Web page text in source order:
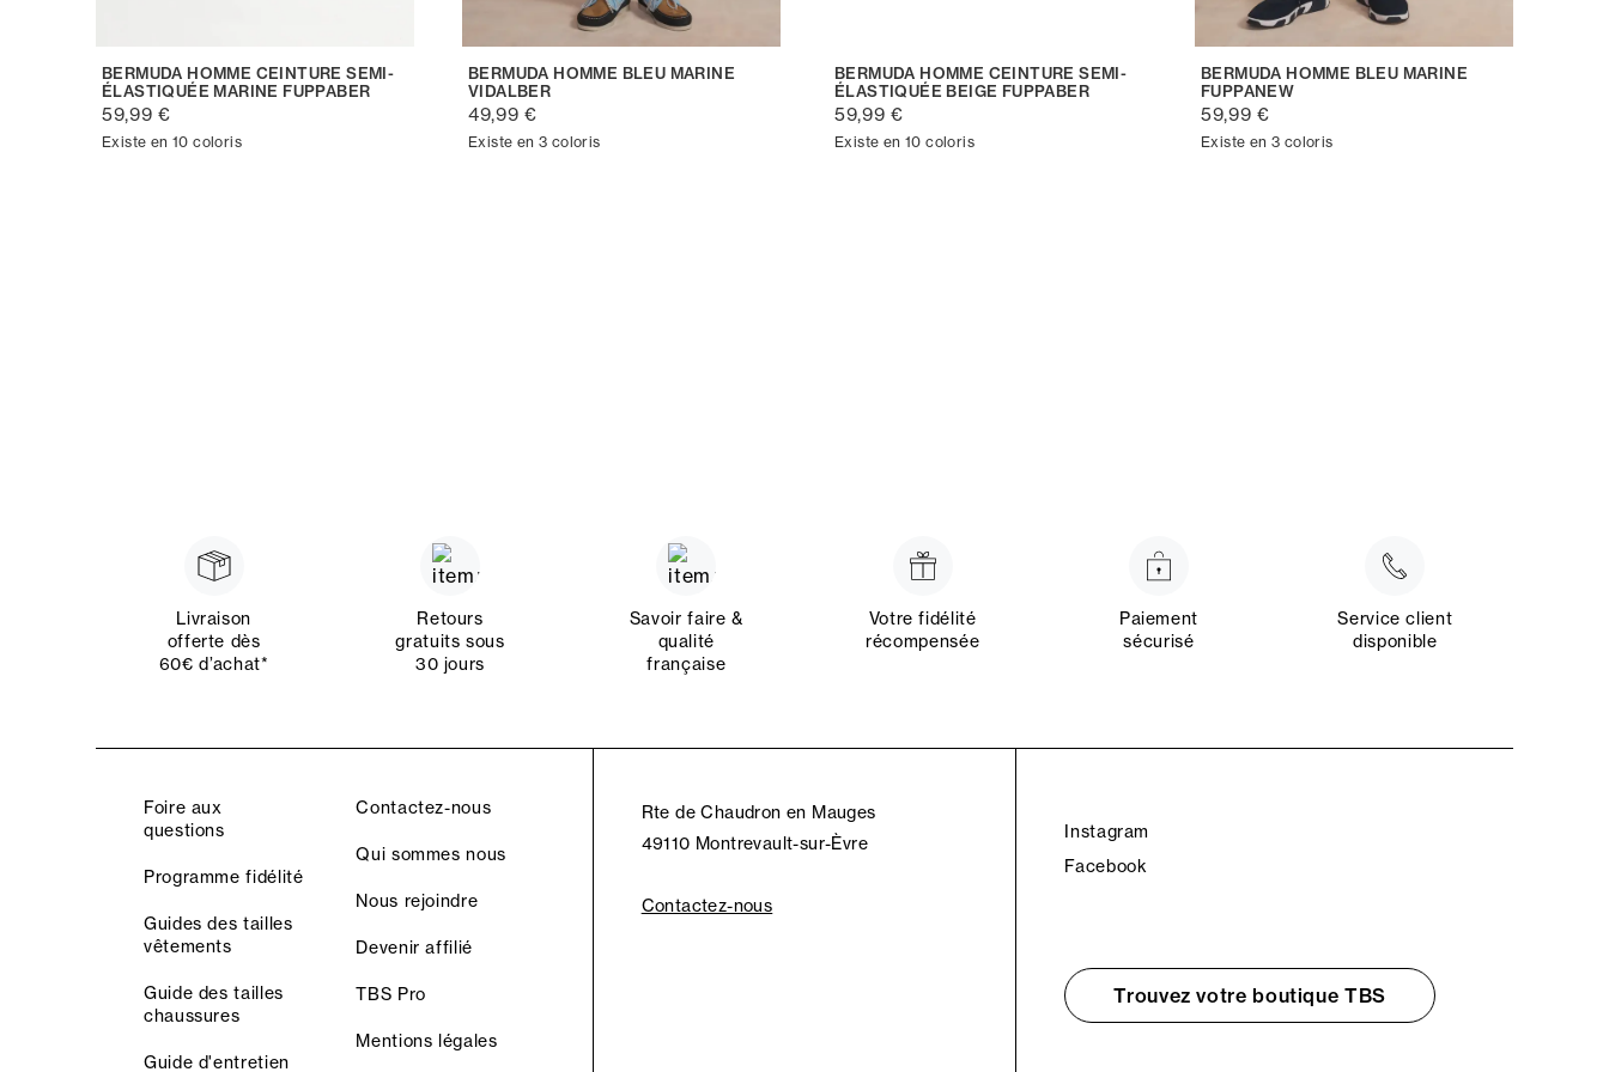
BERMUDA HOMME CEINTURE SEMI-
ÉLASTIQUÉE MARINE FUPPABER
59,99 €
Existe en 10 coloris
BERMUDA HOMME BLEU MARINE
VIDALBER
49,99 €
Existe en 3 coloris
BERMUDA HOMME CEINTURE SEMI-
ÉLASTIQUÉE BEIGE FUPPABER
59,99 €
Existe en 10 coloris
BERMUDA HOMME BLEU MARINE
FUPPANEW
59,99 €
Existe en 3 coloris
Livraison
offerte dès
60€ d’achat*
Retours
gratuits sous
30 jours
Savoir faire &
qualité
française
Votre fidélité
récompensée
Paiement
sécurisé
Service client
disponible
Foire aux
questions
Programme fidélité
Guides des tailles
vêtements
Guide des tailles
chaussures
Guide d'entretien
Contactez-nous
Qui sommes nous
Nous rejoindre
Devenir affilié
TBS Pro
Mentions légales
Rte de Chaudron en Mauges
49110 Montrevault-sur-Èvre
Contactez-nous
Instagram
Facebook
Trouvez votre boutique TBS